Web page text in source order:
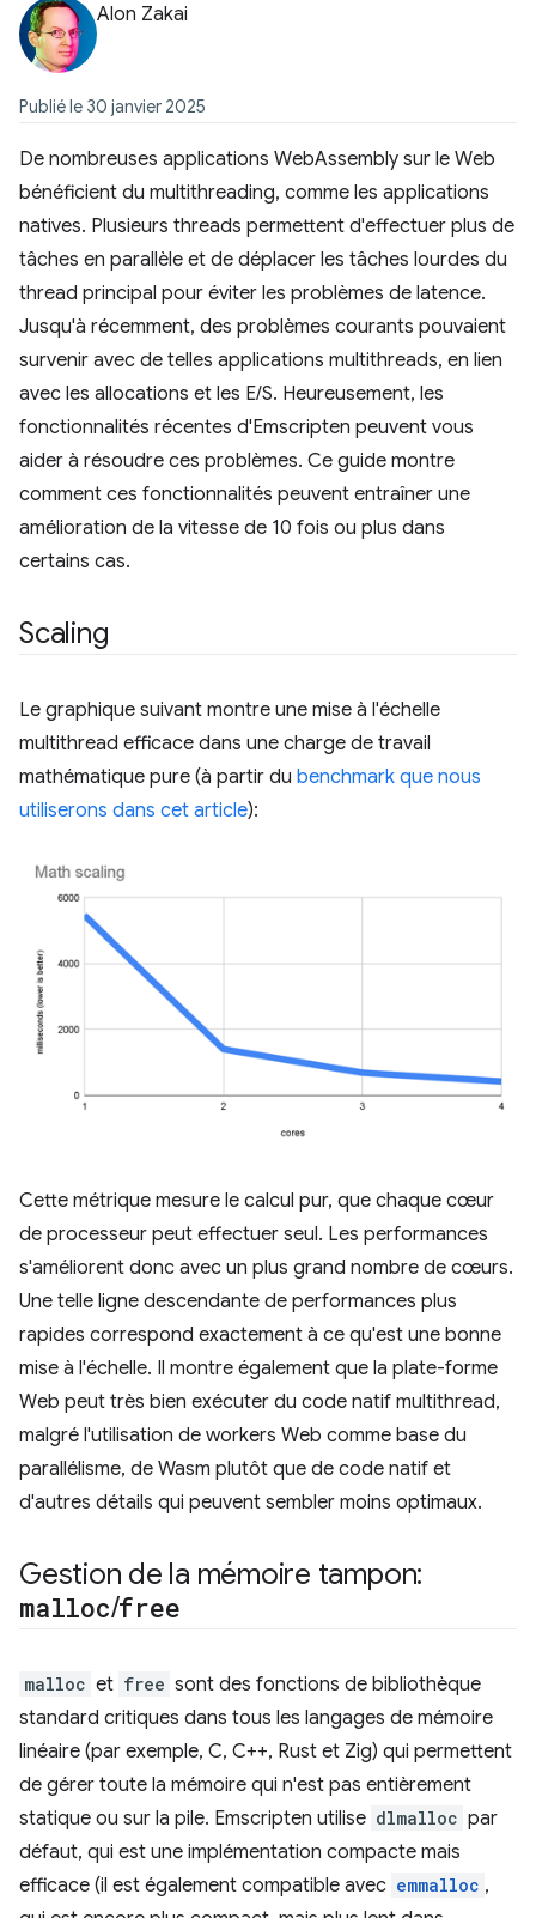
Alon Zakai
Publié le 30 janvier 2025
De nombreuses applications WebAssembly sur le Web
bénéficient du multithreading, comme les applications
natives. Plusieurs threads permettent d'effectuer plus de
tâches en parallèle et de déplacer les tâches lourdes du
thread principal pour éviter les problèmes de latence.
Jusqu'à récemment, des problèmes courants pouvaient
survenir avec de telles applications multithreads, en lien
avec les allocations et les E/S. Heureusement, les
fonctionnalités récentes d'Emscripten peuvent vous
aider à résoudre ces problèmes. Ce guide montre
comment ces fonctionnalités peuvent entraîner une
amélioration de la vitesse de 10 fois ou plus dans
certains cas.
Scaling
Le graphique suivant montre une mise à l'échelle
multithread efficace dans une charge de travail
mathématique pure (à partir du benchmark que nous
utiliserons dans cet article):
Cette métrique mesure le calcul pur, que chaque cœur
de processeur peut effectuer seul. Les performances
s'améliorent donc avec un plus grand nombre de cœurs.
Une telle ligne descendante de performances plus
rapides correspond exactement à ce qu'est une bonne
mise à l'échelle. Il montre également que la plate-forme
Web peut très bien exécuter du code natif multithread,
malgré l'utilisation de workers Web comme base du
parallélisme, de Wasm plutôt que de code natif et
d'autres détails qui peuvent sembler moins optimaux.
Gestion de la mémoire tampon:
malloc/free
malloc et free sont des fonctions de bibliothèque
standard critiques dans tous les langages de mémoire
linéaire (par exemple, C, C++, Rust et Zig) qui permettent
de gérer toute la mémoire qui n'est pas entièrement
statique ou sur la pile. Emscripten utilise dlmalloc par
défaut, qui est une implémentation compacte mais
efficace (il est également compatible avec emmalloc ,